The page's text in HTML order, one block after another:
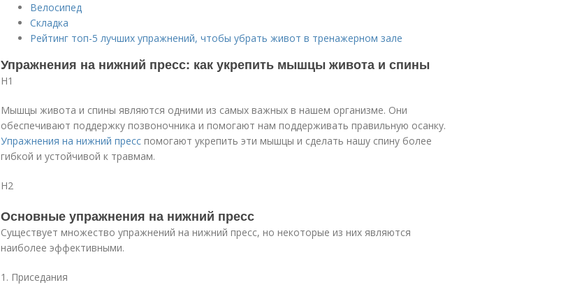
Велосипед
Складка
Рейтинг топ-5 лучших упражнений, чтобы убрать живот в тренажерном зале
Упражнения на нижний пресс: как укрепить мышцы живота и спины
H1
Мышцы живота и спины являются одними из самых важных в нашем организме. Они
обеспечивают поддержку позвоночника и помогают нам поддерживать правильную осанку.
Упражнения на нижний пресс помогают укрепить эти мышцы и сделать нашу спину более
гибкой и устойчивой к травмам.
H2
Основные упражнения на нижний пресс
Существует множество упражнений на нижний пресс, но некоторые из них являются
наиболее эффективными.
1. Приседания